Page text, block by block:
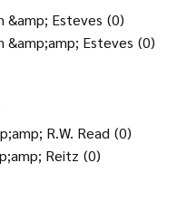
&amp; Esteves (0)
&amp;amp; Esteves (0)
R.W. Read (0)
Reitz (0)